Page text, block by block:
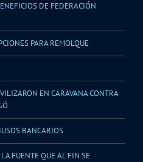
DE FEDERACIÓN
PARA REMOLQUE
EN CARAVANA CONTRA
BANCARIOS
FUENTE QUE AL FIN SE